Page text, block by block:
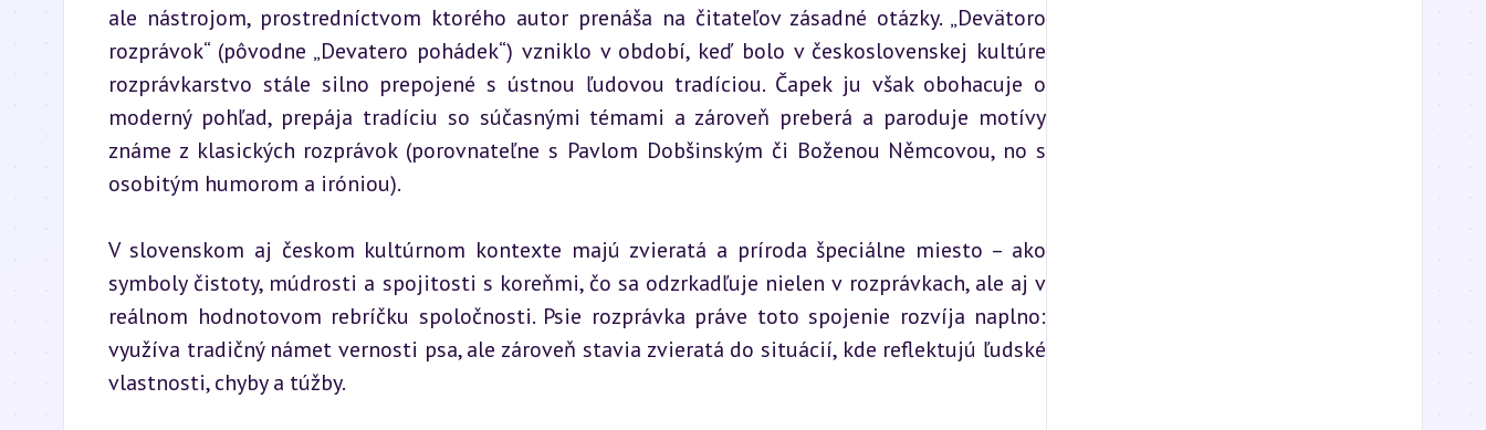
ale nástrojom, prostredníctvom ktorého autor prenáša na čitateľov zásadné otázky. „Devätoro
rozprávok“ (pôvodne „Devatero pohádek“) vzniklo v období, keď bolo v československej kultúre
rozprávkarstvo stále silno prepojené s ústnou ľudovou tradíciou. Čapek ju však obohacuje o
moderný pohľad, prepája tradíciu so súčasnými témami a zároveň preberá a paroduje motívy
známe z klasických rozprávok (porovnateľne s Pavlom Dobšinským či Boženou Němcovou, no s
osobitým humorom a iróniou).
V slovenskom aj českom kultúrnom kontexte majú zvieratá a príroda špeciálne miesto – ako
symboly čistoty, múdrosti a spojitosti s koreňmi, čo sa odzrkadľuje nielen v rozprávkach, ale aj v
reálnom hodnotovom rebríčku spoločnosti. Psie rozprávka práve toto spojenie rozvíja naplno:
využíva tradičný námet vernosti psa, ale zároveň stavia zvieratá do situácií, kde reflektujú ľudské
vlastnosti, chyby a túžby.